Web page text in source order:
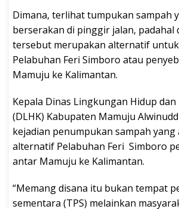
Dimana, terlihat tumpukan sampah
berserakan di pinggir jalan, padahal
tersebut merupakan alternatif
Pelabuhan Feri Simboro atau
Mamuju ke Kalimantan.
Kepala Dinas Lingkungan Hidup
(DLHK) Kabupaten Mamuju
kejadian penumpukan sampah yang
alternatif Pelabuhan Feri Simboro
antar Mamuju ke Kalimantan.
“Memang disana itu bukan tempat
sementara (TPS) melainkan